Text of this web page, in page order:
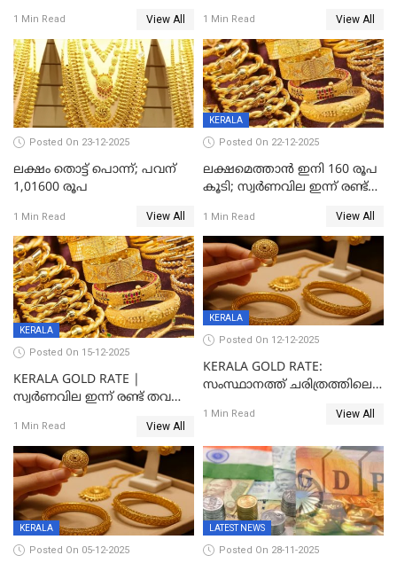
റെക്കോർഡ്
1 Min Read View All 1 Min Read View All
Posted On 23-12-2025
ലക്ഷം തൊട്ട് പൊന്ന്; പവന്
1,01600 രൂപ
1 Min Read View All
KERALA
Posted On 22-12-2025
ലക്ഷമെത്താൻ ഇനി 160 രൂപ
കൂടി; സ്വർണവില ഇന്ന് രണ്ട്
1 Min Read View All
KERALA
Posted On 15-12-2025
KERALA GOLD RATE |
സ്വർണവില ഇന്ന് രണ്ട് തവണ
സർവകാല റെക്കോഡ്
1 Min Read View All
KERALA
Posted On 12-12-2025
KERALA GOLD RATE:
സംസ്ഥാനത്ത് ചരിത്രത്തിലെ
സ്വർണം; സർവ്വകാല
1 Min Read View All
KERALA
Posted On 05-12-2025
LATEST NEWS
Posted On 28-11-2025